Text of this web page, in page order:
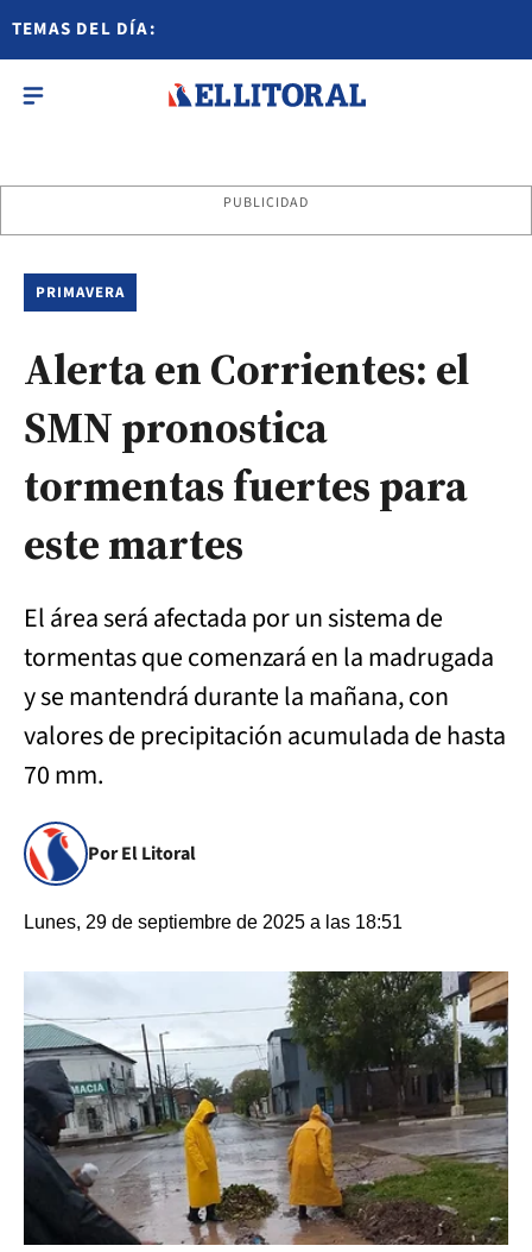
TEMAS DEL DÍA:
PUBLICIDAD
PRIMAVERA
Alerta en Corrientes: el
SMN pronostica
tormentas fuertes para
este martes
El área será afectada por un sistema de
tormentas que comenzará en la madrugada
y se mantendrá durante la mañana, con
valores de precipitación acumulada de hasta
70 mm.
Por El Litoral
Lunes, 29 de septiembre de 2025 a las 18:51